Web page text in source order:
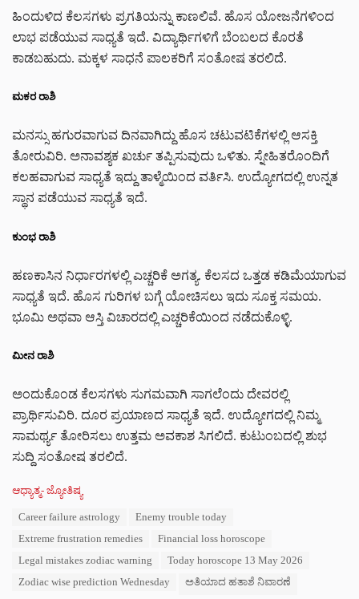
ಹಿಂದುಳಿದ ಕೆಲಸಗಳು ಪ್ರಗತಿಯನ್ನು ಕಾಣಲಿವೆ. ಹೊಸ ಯೋಜನೆಗಳಿಂದ
ಲಾಭ ಪಡೆಯುವ ಸಾಧ್ಯತೆ ಇದೆ. ವಿದ್ಯಾರ್ಥಿಗಳಿಗೆ ಬೆಂಬಲದ ಕೊರತೆ
ಕಾಡಬಹುದು. ಮಕ್ಕಳ ಸಾಧನೆ ಪಾಲಕರಿಗೆ ಸಂತೋಷ ತರಲಿದೆ.
ಮಕರ ರಾಶಿ
ಮನಸ್ಸು ಹಗುರವಾಗುವ ದಿನವಾಗಿದ್ದು ಹೊಸ ಚಟುವಟಿಕೆಗಳಲ್ಲಿ ಆಸಕ್ತಿ
ತೋರುವಿರಿ. ಅನಾವಶ್ಯಕ ಖರ್ಚು ತಪ್ಪಿಸುವುದು ಒಳಿತು. ಸ್ನೇಹಿತರೊಂದಿಗೆ
ಕಲಹವಾಗುವ ಸಾಧ್ಯತೆ ಇದ್ದು ತಾಳ್ಮೆಯಿಂದ ವರ್ತಿಸಿ. ಉದ್ಯೋಗದಲ್ಲಿ ಉನ್ನತ
ಸ್ಥಾನ ಪಡೆಯುವ ಸಾಧ್ಯತೆ ಇದೆ.
ಕುಂಭ ರಾಶಿ
ಹಣಕಾಸಿನ ನಿರ್ಧಾರಗಳಲ್ಲಿ ಎಚ್ಚರಿಕೆ ಅಗತ್ಯ. ಕೆಲಸದ ಒತ್ತಡ ಕಡಿಮೆಯಾಗುವ
ಸಾಧ್ಯತೆ ಇದೆ. ಹೊಸ ಗುರಿಗಳ ಬಗ್ಗೆ ಯೋಚಿಸಲು ಇದು ಸೂಕ್ತ ಸಮಯ.
ಭೂಮಿ ಅಥವಾ ಆಸ್ತಿ ವಿಚಾರದಲ್ಲಿ ಎಚ್ಚರಿಕೆಯಿಂದ ನಡೆದುಕೊಳ್ಳಿ.
ಮೀನ ರಾಶಿ
ಅಂದುಕೊಂಡ ಕೆಲಸಗಳು ಸುಗಮವಾಗಿ ಸಾಗಲೆಂದು ದೇವರಲ್ಲಿ
ಪ್ರಾರ್ಥಿಸುವಿರಿ. ದೂರ ಪ್ರಯಾಣದ ಸಾಧ್ಯತೆ ಇದೆ. ಉದ್ಯೋಗದಲ್ಲಿ ನಿಮ್ಮ
ಸಾಮರ್ಥ್ಯ ತೋರಿಸಲು ಉತ್ತಮ ಅವಕಾಶ ಸಿಗಲಿದೆ. ಕುಟುಂಬದಲ್ಲಿ ಶುಭ
ಸುದ್ದಿ ಸಂತೋಷ ತರಲಿದೆ.
C
ಆಧ್ಯಾತ್ಮ- ಜ್ಯೋತಿಷ್ಯ
Career failure astrology
Enemy trouble today
Extreme frustration remedies
Financial loss horoscope
Legal mistakes zodiac warning
Today horoscope 13 May 2026
Zodiac wise prediction Wednesday
ಅತಿಯಾದ ಹತಾಶೆ ನಿವಾರಣೆ